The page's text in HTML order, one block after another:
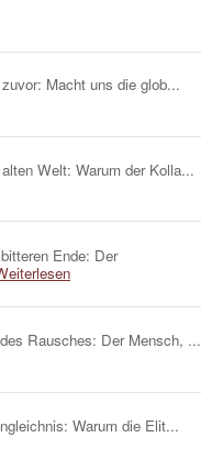
Macht uns die glob...
Welt: Warum der Kolla...
Ende: Der
Rausches: Der Mensch, ...
Warum die Elit...